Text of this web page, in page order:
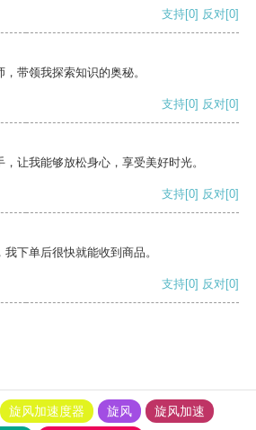
支持[0] 反对[0]
带领我探索知识的奥秘。
支持[0] 反对[0]
让我能够放松身心，享受美好时光。
支持[0] 反对[0]
下单后很快就能收到商品。
支持[0] 反对[0]
旋风加速度器 旋风
旋风加速